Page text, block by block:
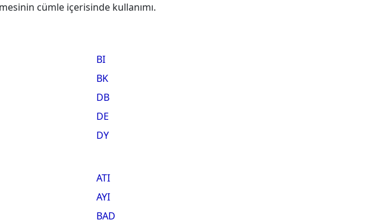
cümle içerisinde kullanımı.
BI
BK
DB
DE
DY
ATI
AYI
BAD